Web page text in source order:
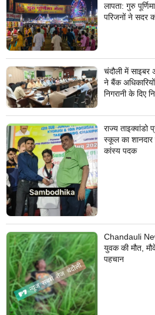
लापता: गुरु
परिजनों ने सदर
चंदौली में
ने बैंक
निगरानी के दिए
राज्य ताइक्वांडो
स्कूल का शानदार
कांस्य पदक
Chandauli
युवक की मौत,
पहचान